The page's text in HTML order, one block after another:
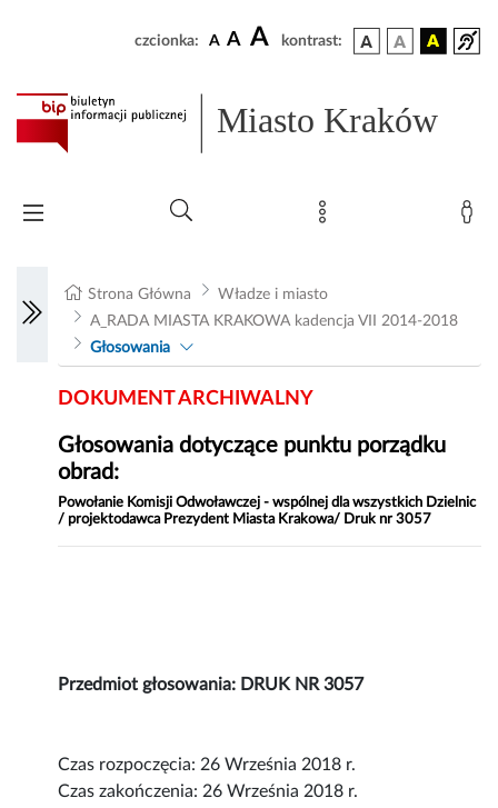
czcionka: A A A kontrast:
Miasto Kraków
Strona Główna
Władze i miasto
A_RADA MIASTA KRAKOWA kadencja VII 2014-2018
Głosowania
DOKUMENT ARCHIWALNY
Głosowania dotyczące punktu porządku
obrad:
Powołanie Komisji Odwoławczej - wspólnej dla wszystkich Dzielnic
/ projektodawca Prezydent Miasta Krakowa/ Druk nr 3057
Przedmiot głosowania: DRUK NR 3057
Czas rozpoczęcia: 26 Września 2018 r.
Czas zakończenia: 26 Września 2018 r.